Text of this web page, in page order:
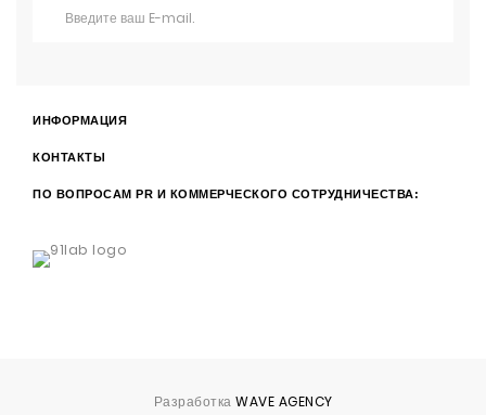
ИНФОРМАЦИЯ
КОНТАКТЫ
ПО ВОПРОСАМ PR И КОММЕРЧЕСКОГО СОТРУДНИЧЕСТВА:
Разработка WAVE AGENCY